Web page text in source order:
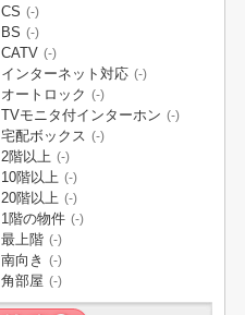
CS (-)
BS (-)
CATV (-)
インターネット対応 (-)
オートロック (-)
TVモニタ付インターホン (-)
宅配ボックス (-)
2階以上 (-)
10階以上 (-)
20階以上 (-)
1階の物件 (-)
最上階 (-)
南向き (-)
角部屋 (-)